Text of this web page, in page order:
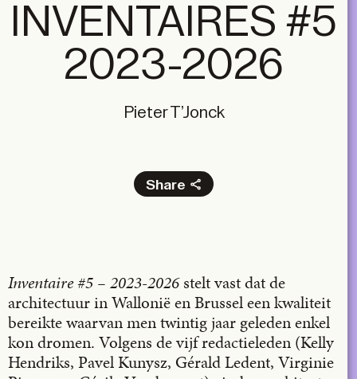
INVENTAIRES #5
2023-2026
Pieter T’Jonck
Share
Email
Inventaire #5 – 2023-2026stelt vast dat de
architectuur in Wallonië en Brussel een kwaliteit
bereikte waarvan men twintig jaar geleden enkel
kon dromen. Volgens de vijf redactieleden (Kelly
Hendriks, Pavel Kunysz, Gérald Ledent, Virginie